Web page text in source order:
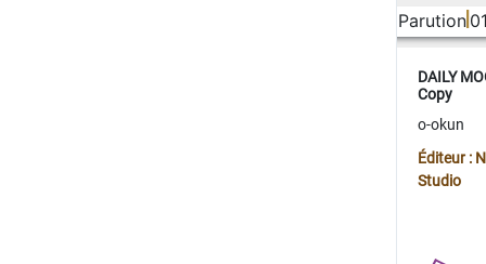
Parution
DAILY
Copy
o-okun
Éditeur :
Studio